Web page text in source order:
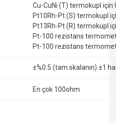
Cu-CuNi (T) termokupl için
Pt10Rh-Pt (S) termokupl
Pt13Rh-Pt (R) termokupl
Pt-100 rezistans
Pt-100 rezistans
±%0.5 (tam skalanın) ±1
En çok 100ohm